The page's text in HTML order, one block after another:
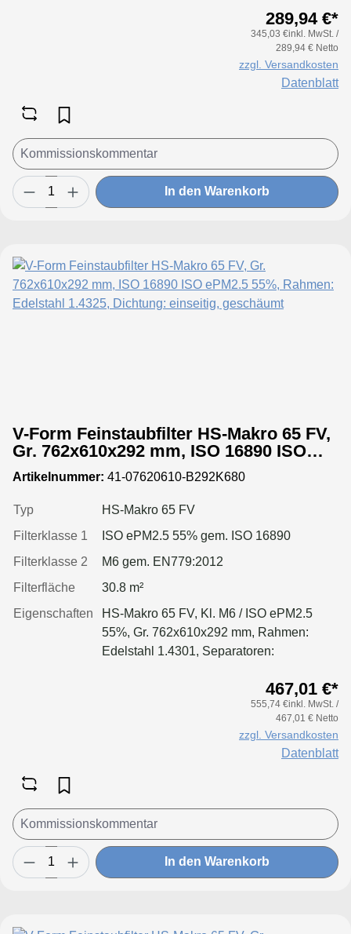
289,94 €*
345,03 €inkl. MwSt. /
289,94 € Netto
zzgl. Versandkosten
Datenblatt
In den Warenkorb
V-Form Feinstaubfilter HS-Makro 65 FV,
Gr. 762x610x292 mm, ISO 16890 ISO
ePM2.5 55%, Rahmen: Edelstahl 1.4325,
Dichtung: einseitig, geschäumt
Artikelnummer: 41-07620610-B292K680
Typ
HS-Makro 65 FV
Filterklasse 1
ISO ePM2.5 55% gem. ISO 16890
Filterklasse 2
M6 gem. EN779:2012
Filterfläche
30.8 m²
Eigenschaften
HS-Makro 65 FV, Kl. M6 / ISO ePM2.5
55%, Gr. 762x610x292 mm, Rahmen:
Edelstahl 1.4301, Separatoren:
467,01 €*
555,74 €inkl. MwSt. /
467,01 € Netto
zzgl. Versandkosten
Datenblatt
In den Warenkorb